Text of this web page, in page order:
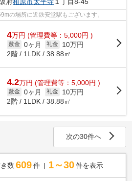
府柏原市太平寺１丁目8-45
の場所に近鉄安堂駅もございます。
4万円 (管理費等：5,000円 )
敷金 0ヶ月 礼金
10万円
2階 / 1LDK / 38.88㎡
4.2万円 (管理費等：5,000円 )
敷金 0ヶ月 礼金
10万円
2階 / 1LDK / 38.88㎡
次の30件へ
数 609 件 1～30 件を表示